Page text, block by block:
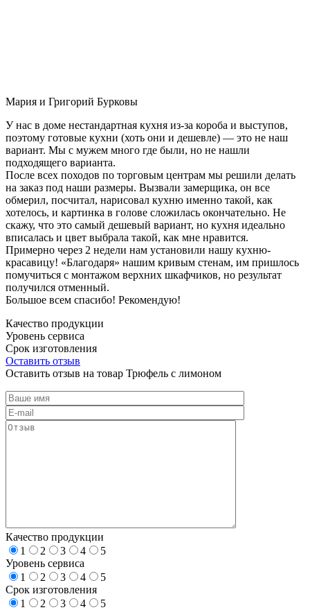
Мария и Григорий Бурковы
У нас в доме нестандартная кухня из-за короба и выступов,
поэтому готовые кухни (хоть они и дешевле) — это не наш
вариант. Мы с мужем много где были, но не нашли
подходящего варианта.
После всех походов по торговым центрам мы решили делать
на заказ под наши размеры. Вызвали замерщика, он все
обмерил, посчитал, нарисовал кухню именно такой, как
хотелось, и картинка в голове сложилась окончательно. Не
скажу, что это самый дешевый вариант, но кухня идеально
вписалась и цвет выбрала такой, как мне нравится.
Примерно через 2 недели нам установили нашу кухню-
красавицу! «Благодаря» нашим кривым стенам, им пришлось
помучиться с монтажом верхних шкафчиков, но результат
получился отменный.
Большое всем спасибо! Рекомендую!
Качество продукции
Уровень сервиса
Срок изготовления
Оставить отзыв
Оставить отзыв на товар Трюфель с лимоном
Качество продукции
1
2 3 4
5
Уровень сервиса
1
2 3 4
5
Срок изготовления
1
2 3 4
5